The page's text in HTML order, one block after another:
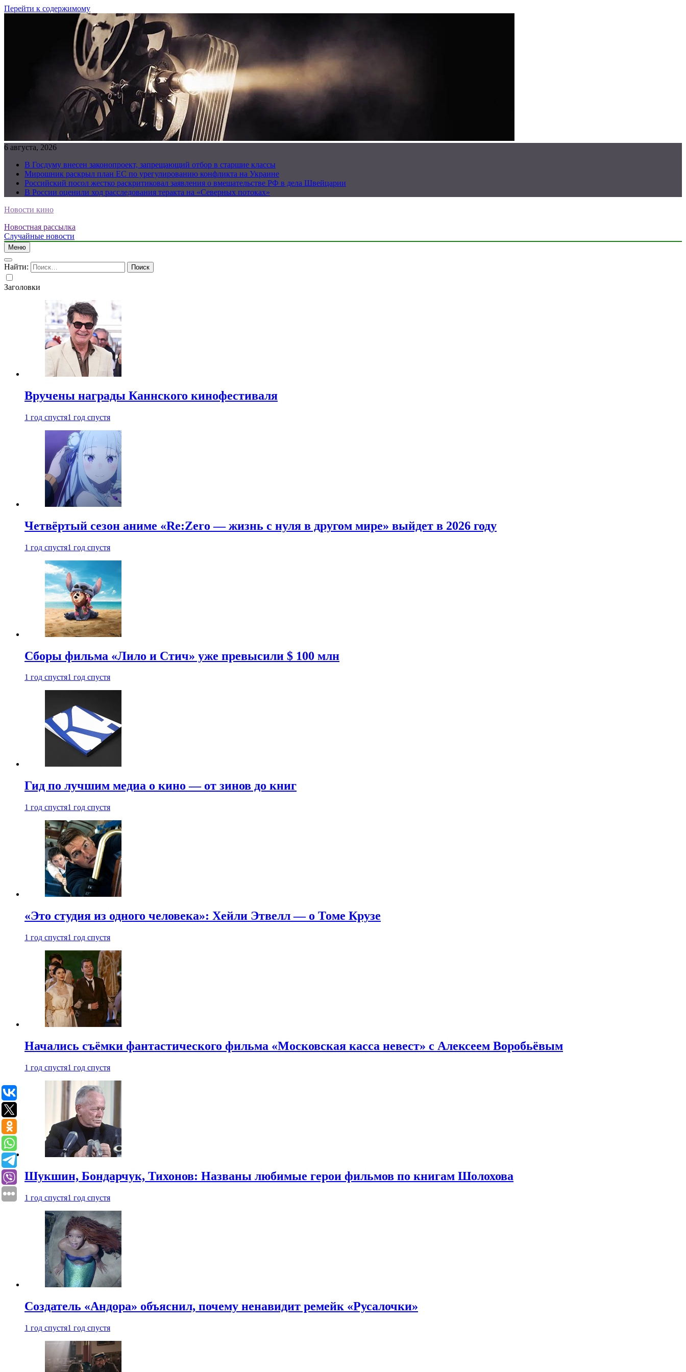
Перейти к содержимому
6 августа, 2026
В Госдуму внесен законопроект, запрещающий отбор в старшие классы
Мирошник раскрыл план ЕС по урегулированию конфликта на Украине
Российский посол жестко раскритиковал заявления о вмешательстве РФ в дела Швейцарии
В России оценили ход расследования теракта на «Северных потоках»
Новости кино
Новостная рассылка
Случайные новости
Меню
Найти:
Заголовки
Вручены награды Каннского кинофестиваля
1 год спустя1 год спустя
Четвёртый сезон аниме «Re:Zero — жизнь с нуля в другом мире» выйдет в 2026 году
1 год спустя1 год спустя
Сборы фильма «Лило и Стич» уже превысили $ 100 млн
1 год спустя1 год спустя
Гид по лучшим медиа о кино — от зинов до книг
1 год спустя1 год спустя
«Это студия из одного человека»: Хейли Этвелл — о Томе Крузе
1 год спустя1 год спустя
Начались съёмки фантастического фильма «Московская касса невест» с Алексеем Воробьёвым
1 год спустя1 год спустя
Шукшин, Бондарчук, Тихонов: Названы любимые герои фильмов по книгам Шолохова
1 год спустя1 год спустя
Создатель «Андора» объяснил, почему ненавидит ремейк «Русалочки»
1 год спустя1 год спустя